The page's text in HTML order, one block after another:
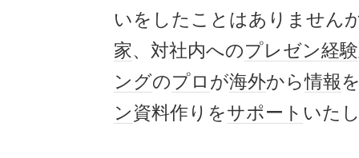
いをしたことはありません
家、対社内へのプレゼン経験
ングのプロ が海外から情報
ン資料作りをサポート いた